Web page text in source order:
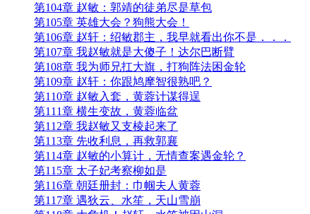
第104章 赵敏：郭靖的徒弟尽是草包
第105章 英雄大会？狗熊大会！
第106章 赵轩：绍敏郡主，我早就看出你不是．．．
第107章 我赵敏就是大傻子！达尔巴断臂
第108章 我为师兄扛大旗，打狗阵法困金轮
第109章 赵轩：你跟鸠摩智很熟吧？
第110章 赵敏入套，黄蓉计谋得逞
第111章 横生变故，黄蓉临盆
第112章 我赵敏又支棱起来了
第113章 先收利息，再救郭襄
第114章 赵敏的小算计，无情查案遇金轮？
第115章 太子妃考察柳如是
第116章 朝廷册封：巾帼夫人黄蓉
第117章 遇狄云、水笙，天山雪崩